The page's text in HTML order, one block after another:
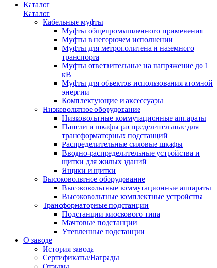
Каталог
Каталог
Кабельные муфты
Муфты общепромышленного применения
Муфты в негорючем исполнении
Муфты для метрополитена и наземного
транспорта
Муфты ответвительные на напряжение до 1
кВ
Муфты для объектов использования атомной
энергии
Комплектующие и аксессуары
Низковольтное оборудование
Низковольтные коммутационные аппараты
Панели и шкафы распределительные для
трансформаторных подстанций
Распределительные силовые шкафы
Вводно-распределительные устройства и
щитки для жилых зданий
Ящики и щитки
Высоковольтное оборудование
Высоковольтные коммутационные аппараты
Высоковольтные комплектные устройства
Трансформаторные подстанции
Подстанции киоскового типа
Мачтовые подстанции
Утепленные подстанции
О заводе
История завода
Сертификаты/Награды
Отзывы